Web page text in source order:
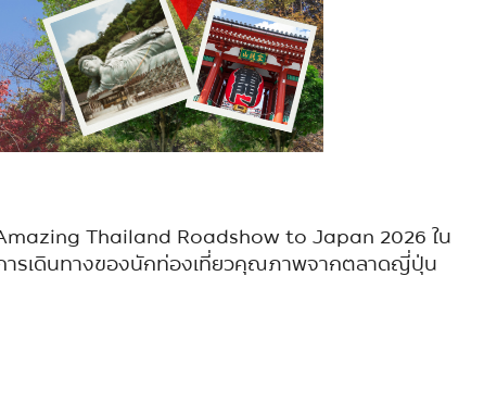
Thailand Roadshow to Japan 2026 ใน
การเดินทางของนักท่องเที่ยวคุณภาพจากตลาดญี่ปุ่น